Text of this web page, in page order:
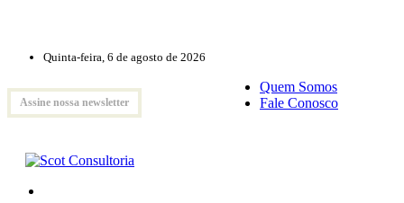
Quinta-feira, 6 de agosto de 2026
Assine nossa newsletter
Quem Somos
Fale Conosco